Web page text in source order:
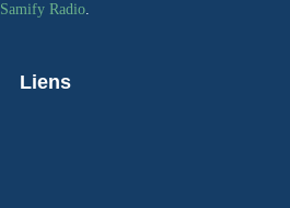
Samify Radio.
Liens